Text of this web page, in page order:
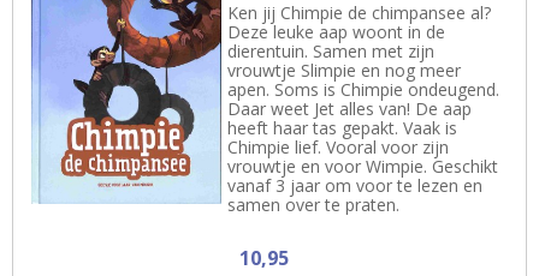
Ken jij Chimpie de chimpansee al?
Deze leuke aap woont in de
dierentuin. Samen met zijn
vrouwtje Slimpie en nog meer
apen. Soms is Chimpie ondeugend.
Daar weet Jet alles van! De aap
heeft haar tas gepakt. Vaak is
Chimpie lief. Vooral voor zijn
vrouwtje en voor Wimpie. Geschikt
vanaf 3 jaar om voor te lezen en
samen over te praten.
10,95